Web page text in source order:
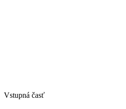
Vstupná časť